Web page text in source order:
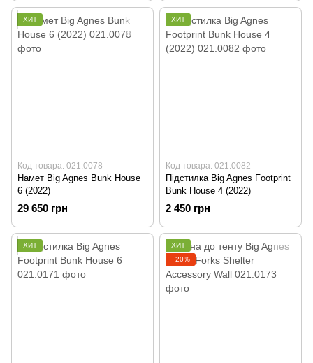
ХИТ
Код товара: 021.0078
Намет Big Agnes Bunk House
6 (2022)
29 650 грн
ХИТ
Код товара: 021.0082
Підстилка Big Agnes Footprint
Bunk House 4 (2022)
2 450 грн
ХИТ
ХИТ
−20%